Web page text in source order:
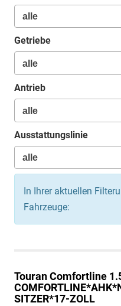
Getriebe
Antrieb
Ausstattungslinie
In Ihrer aktuellen
Fahrzeuge:
TouranComfortline
SITZER*17-ZOLL